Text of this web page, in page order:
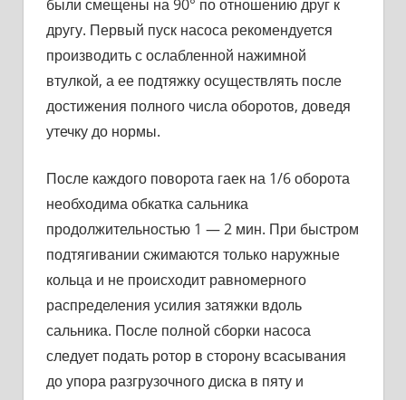
были смещены на 90° по отношению друг к
другу. Первый пуск насоса рекомендуется
производить с ослабленной нажимной
втулкой, а ее подтяжку осуществлять после
достижения полного числа оборотов, доведя
утечку до нормы.
После каждого поворота гаек на 1/6 оборота
необходима обкатка сальника
продолжительностью 1 — 2 мин. При быстром
подтяги­вании сжимаются только наружные
кольца и не происходит рав­номерного
распределения усилия затяжки вдоль
сальника. После полной сборки насоса
следует подать ротор в сторону всасывания
до упора разгрузочного диска в пяту и